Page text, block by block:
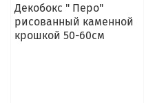
Декобокс " Перо"
рисованный каменной
крошкой 50-60см